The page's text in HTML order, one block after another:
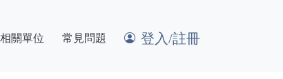
相關單位 常見問題 登入/註冊